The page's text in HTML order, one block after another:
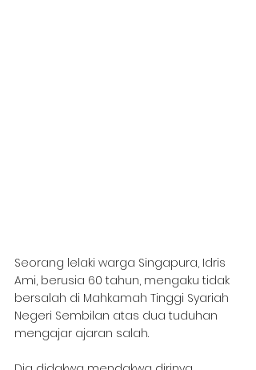
Seorang lelaki warga Singapura, Idris
Ami, berusia 60 tahun, mengaku tidak
bersalah di Mahkamah Tinggi Syariah
Negeri Sembilan atas dua tuduhan
mengajar ajaran salah.